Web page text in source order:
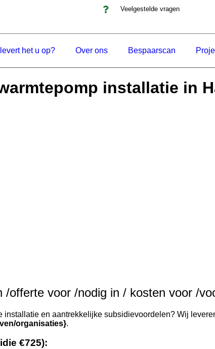
Veelgestelde vragen
het u op? Over ons Bespaarscan
installatie in
offerte voor /nodig in / kosten voor /
installatie en aantrekkelijke subsidievoordelen? Wij
organisaties}.
€725):